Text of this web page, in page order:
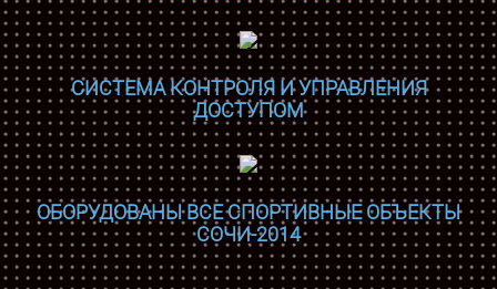
СИСТЕМА КОНТРОЛЯ И УПРАВЛЕНИЯ
ДОСТУПОМ
ОБОРУДОВАНЫ ВСЕ СПОРТИВНЫЕ ОБЪЕКТЫ
СОЧИ-2014